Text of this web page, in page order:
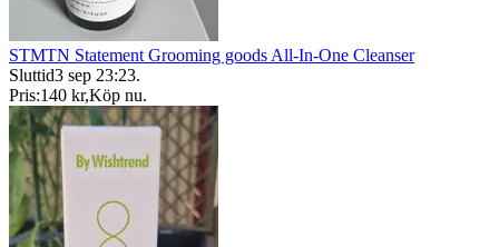
STMTN Statement Grooming goods All-In-One Cleanser
Sluttid3 sep 23:23.
Pris:140 kr,Köp nu.